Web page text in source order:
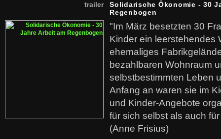
trailer
Solidarische Ökonomie - 30
Regenbogen
"Im März besetzten 30
Kinder ein leerstehendes
ehemaliges
bezahlbaren Wohnraum
selbstbestimmten Leben
Anfang an waren sie im
und Kinder-Angebote
für sich selbst als auch
(Anne Frisius)